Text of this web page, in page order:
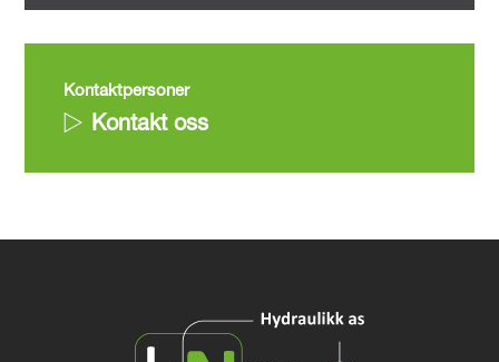
Kontaktpersoner
Kontakt oss